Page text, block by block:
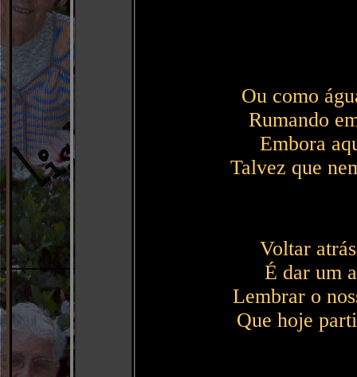
Ou como
Rumando
Embora
Talvez que
Voltar
É dar um
Lembrar o
Que hoje